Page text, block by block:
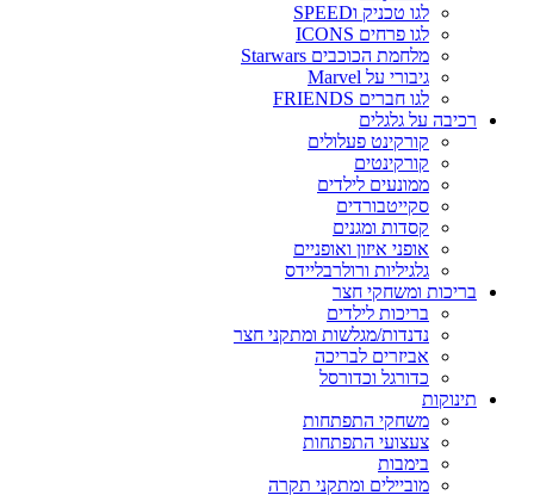
לגו טכניק וSPEED
לגו פרחים ICONS
מלחמת הכוכבים Starwars
גיבורי על Marvel
לגו חברים FRIENDS
רכיבה על גלגלים
קורקינט פעלולים
קורקינטים
ממונעים לילדים
סקייטבורדים
קסדות ומגנים
אופני איזון ואופניים
גלגיליות ורולרבליידס
בריכות ומשחקי חצר
בריכות לילדים
נדנדות/מגלשות ומתקני חצר
אביזרים לבריכה
כדורגל וכדורסל
תינוקות
משחקי התפתחות
צעצועי התפתחות
בימבות
מוביילים ומתקני תקרה